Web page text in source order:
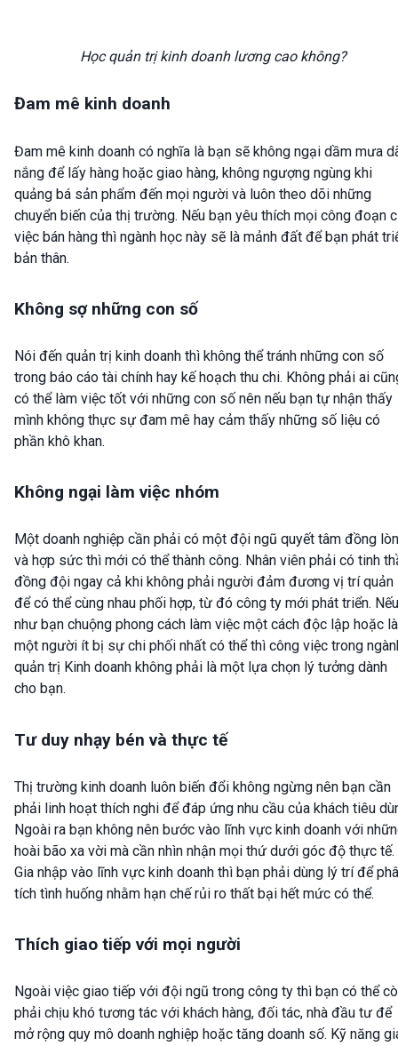
Học quản trị kinh doanh lương cao không?
Đam mê kinh doanh
Đam mê kinh doanh có nghĩa là bạn sẽ không ngại dầm mưa
nắng để lấy hàng hoặc giao hàng, không ngượng ngùng khi
quảng bá sản phẩm đến mọi người và luôn theo dõi những
chuyển biến của thị trường. Nếu bạn yêu thích mọi công đoạn
việc bán hàng thì ngành học này sẽ là mảnh đất để bạn phát
bản thân.
Không sợ những con số
Nói đến quản trị kinh doanh thì không thể tránh những con số
trong báo cáo tài chính hay kế hoạch thu chi. Không phải ai
có thể làm việc tốt với những con số nên nếu bạn tự nhận thấy
mình không thực sự đam mê hay cảm thấy những số liệu có
phần khô khan.
Không ngại làm việc nhóm
Một doanh nghiệp cần phải có một đội ngũ quyết tâm đồng
và hợp sức thì mới có thể thành công. Nhân viên phải có tinh
đồng đội ngay cả khi không phải người đảm đương vị trí quản
để có thể cùng nhau phối hợp, từ đó công ty mới phát triển. Nếu
như bạn chuộng phong cách làm việc một cách độc lập hoặc là
một người ít bị sự chi phối nhất có thể thì công việc trong
quản trị Kinh doanh không phải là một lựa chọn lý tưởng dành
cho bạn.
Tư duy nhạy bén và thực tế
Thị trường kinh doanh luôn biến đổi không ngừng nên bạn cần
phải linh hoạt thích nghi để đáp ứng nhu cầu của khách tiêu
Ngoài ra bạn không nên bước vào lĩnh vực kinh doanh với
hoài bão xa vời mà cần nhìn nhận mọi thứ dưới góc độ thực tế.
Gia nhập vào lĩnh vực kinh doanh thì bạn phải dùng lý trí để
tích tình huống nhằm hạn chế rủi ro thất bại hết mức có thể.
Thích giao tiếp với mọi người
Ngoài việc giao tiếp với đội ngũ trong công ty thì bạn có thể
phải chịu khó tương tác với khách hàng, đối tác, nhà đầu tư để
mở rộng quy mô doanh nghiệp hoặc tăng doanh số. Kỹ năng